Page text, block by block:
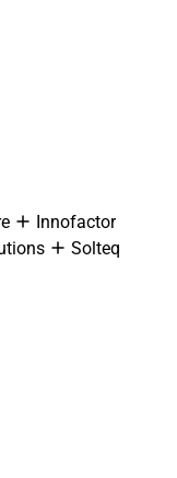
Innofactor
Solteq